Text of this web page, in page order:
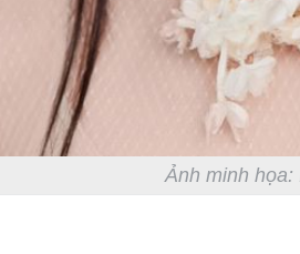
Ảnh minh họa: